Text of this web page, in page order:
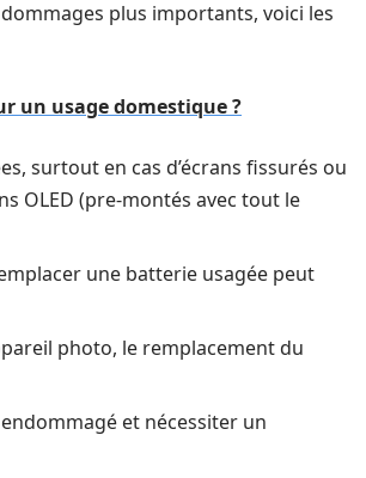
plus importants, voici les
un usage domestique ?
surtout en cas d’écrans fissurés ou
OLED (pre-montés avec tout le
une batterie usagée peut
photo, le remplacement du
et nécessiter un